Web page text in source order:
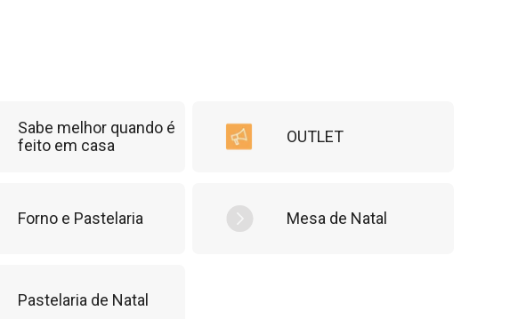
Sabe melhor quando é
feito em casa
OUTLET
Forno e Pastelaria Mesa de Natal
Pastelaria de Natal